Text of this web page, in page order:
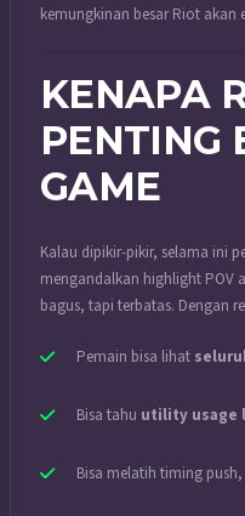
kemungkinan besar Riot akan
KENAPA
PENTING
GAME
Kalau dipikir-pikir, selama ini
mengandalkan highlight POV
bagus, tapi terbatas. Dengan
Pemain bisa lihat
Bisa tahu utility usage
Bisa melatih timing